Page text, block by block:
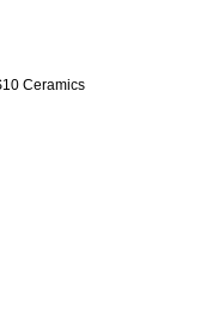
Ceramics